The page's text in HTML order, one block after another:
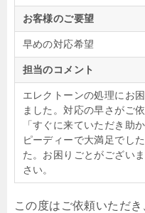
お客様のご要望
早めの対応希望
担当のコメント
エレクトーンの処理にお
ました。対応の早さがご
「すぐに来ていただき助
ピーディーで大満足でし
た。お困りごとがござい
さい。
この度はご依頼いただ